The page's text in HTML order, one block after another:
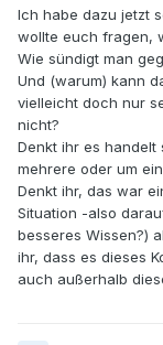
Ich habe dazu jetzt
wollte euch fragen,
Wie sündigt man
Und (warum) kann
vielleicht doch nur
nicht?
Denkt ihr es handelt
mehrere oder um
Denkt ihr, das war
Situation -also
besseres Wissen?)
ihr, dass es dieses
auch außerhalb